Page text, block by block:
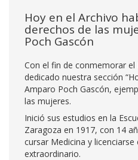
Hoy en el Archivo
derechos de las
Poch Gascón
Con el fin de conmemorar
dedicado nuestra sección
Amparo Poch Gascón,
las mujeres.
Inició sus estudios en la
Zaragoza en 1917, con 14
cursar Medicina y
extraordinario.